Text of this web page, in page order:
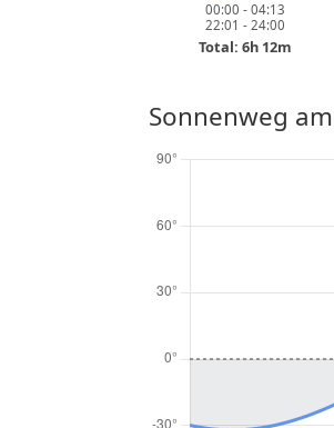
00:00 - 04:13
22:01 - 24:00
Total: 6h 12m
Sonnenweg am